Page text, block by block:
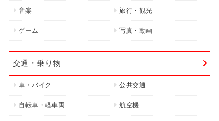
音楽 旅行・観光
ゲーム 写真・動画
交通・乗り物
車・バイク 公共交通
自転車・軽車両 航空機